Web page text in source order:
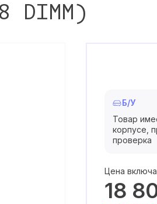
DIMM)
Б/У
Товар
корпусе,
проверка
Цена
18